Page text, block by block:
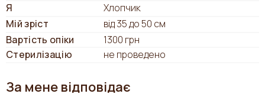
Я
Хлопчик
Мій зріст
від 35 до 50 см
Вартість опіки
1300 грн
Стерилізацію
не проведено
За мене відповідає